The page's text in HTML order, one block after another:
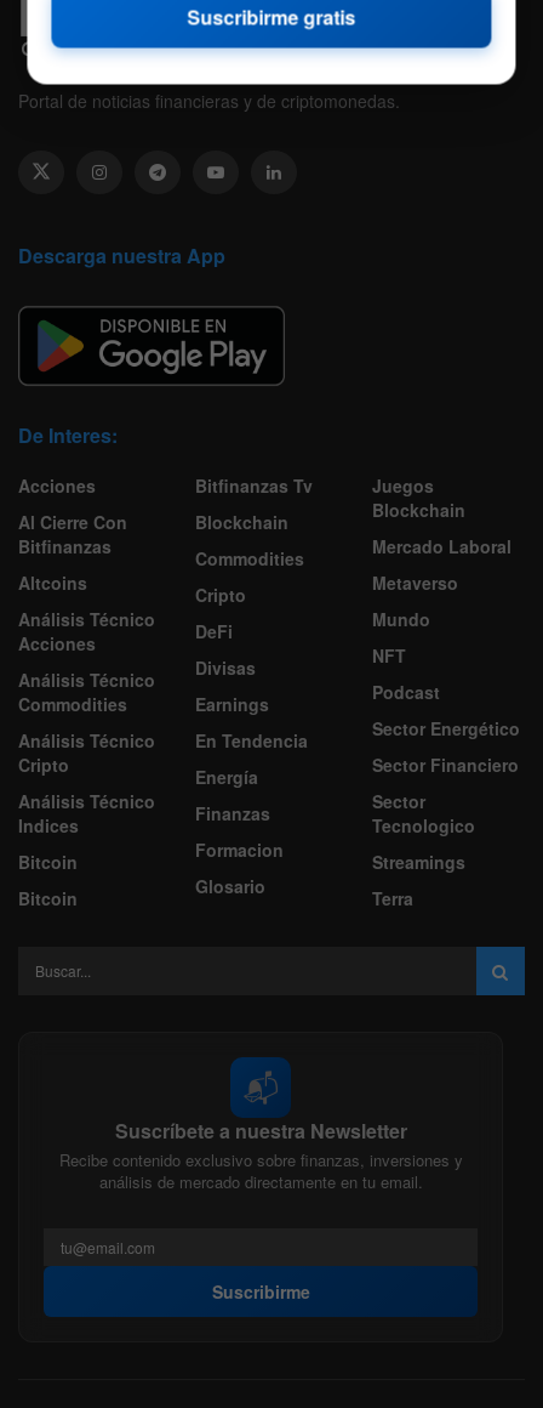
Portal de noticias financieras y de criptomonedas.
Descarga nuestra App
De Interes:
Acciones
Al Cierre Con
Bitfinanzas
Altcoins
Análisis Técnico
Acciones
Análisis Técnico
Commodities
Análisis Técnico
Cripto
Análisis Técnico
Indices
Bitcoin
Bitcoin
Bitfinanzas Tv
Blockchain
Commodities
Cripto
DeFi
Divisas
Earnings
En Tendencia
Energía
Finanzas
Formacion
Glosario
Juegos
Blockchain
Mercado Laboral
Metaverso
Mundo
NFT
Podcast
Sector Energético
Sector Financiero
Sector
Tecnologico
Streamings
Terra
📬
Suscríbete a nuestra Newsletter
Recibe contenido exclusivo sobre finanzas, inversiones y
análisis de mercado directamente en tu email.
Suscribirme
Suscribirme gratis